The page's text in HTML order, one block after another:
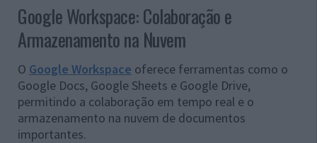
Google Workspace: Colaboração e
Armazenamento na Nuvem
O Google Workspace oferece ferramentas como o
Google Docs, Google Sheets e Google Drive,
permitindo a colaboração em tempo real e o
armazenamento na nuvem de documentos
importantes.